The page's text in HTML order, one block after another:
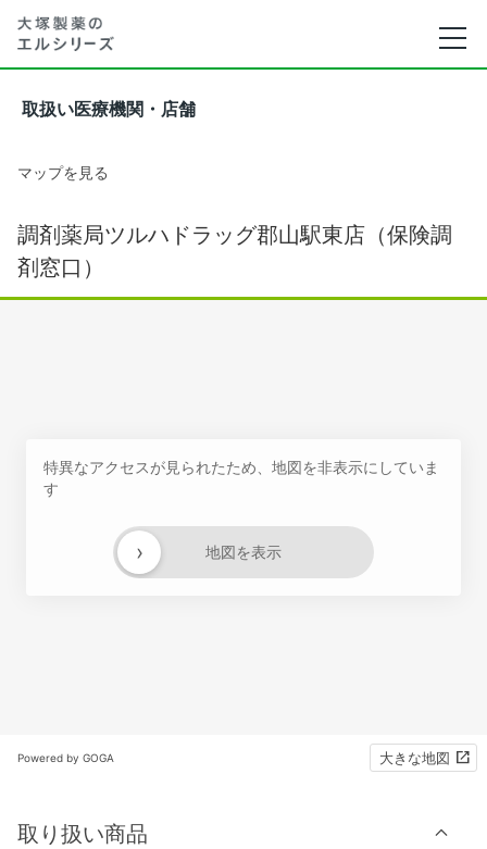
取扱い医療機関・店舗
マップを見る
調剤薬局ツルハドラッグ郡山駅東店（保険調
剤窓口）
特異なアクセスが見られたため、地図を非表示にしていま
す
地図を表示
›
Powered by GOGA 大きな地図
取り扱い商品